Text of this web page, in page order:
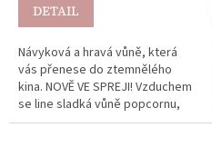
DETAIL
Návyková a hravá vůně, která
vás přenese do ztemnělého
kina. NOVĚ VE SPREJI! Vzduchem
se line sladká vůně popcornu,
karamelu a vanilky, zatímco v